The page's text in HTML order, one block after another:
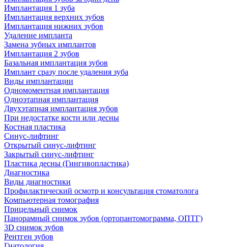
Имплантация 1 зуба
Имплантация верхних зубов
Имплантация нижних зубов
Удаление импланта
Замена зубных имплантов
Имплантация 2 зубов
Базальная имплантация зубов
Имплант сразу после удаления зуба
Виды имплантации
Одномоментная имплантация
Одноэтапная имплантация
Двухэтапная имплантация зубов
При недостатке кости или десны
Костная пластика
Синус-лифтинг
Открытый синус-лифтинг
Закрытый синус-лифтинг
Пластика десны (Гингивопластика)
Диагностика
Виды диагностики
Профилактический осмотр и консультация стоматолога
Компьютерная томография
Прицельный снимок
Панорамный снимок зубов (ортопантомограмма, ОПТГ)
3D снимок зубов
Рентген зубов